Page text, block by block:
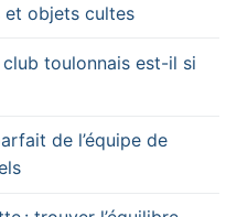
et objets cultes
toulonnais est-il si
de l’équipe de